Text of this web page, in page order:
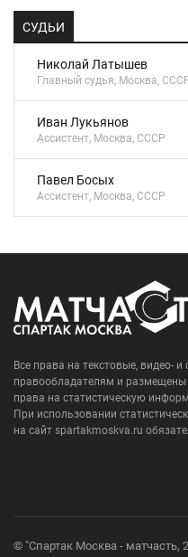
СУДЬИ
Николай Латышев
Главный судья, Москва,
Иван Лукьянов
Ассистент, Москва, СССР
Павел Босых
Ассистент, Москва, СССР
Все права на текстовые, видео-
правообладателям и размещены
права на статистическую
При использовании
на сайт spartakmoskva.ru
© "Спартак Москва - матчасть,